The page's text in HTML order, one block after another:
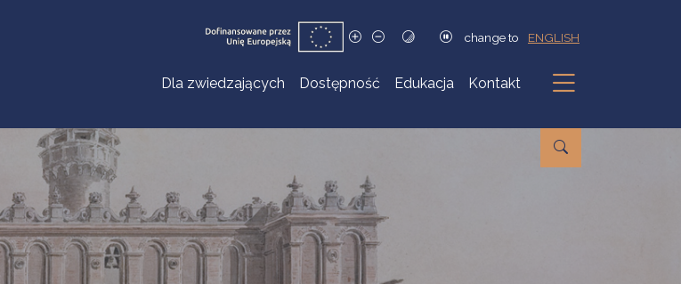
change to ENGLISH
Dla zwiedzających Dostępność Edukacja Kontakt
Podmenu